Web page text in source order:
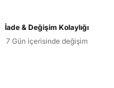
İade & Değişim Kolaylığı
7 Gün içerisinde değişim